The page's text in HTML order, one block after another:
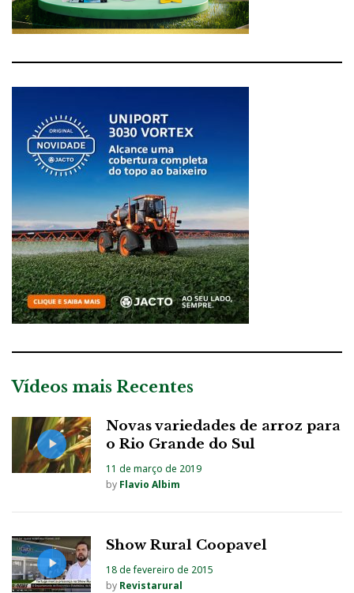
Vídeos mais Recentes
Novas variedades de arroz para
o Rio Grande do Sul
11 de março de 2019
by Flavio Albim
Show Rural Coopavel
18 de fevereiro de 2015
by Revistarural